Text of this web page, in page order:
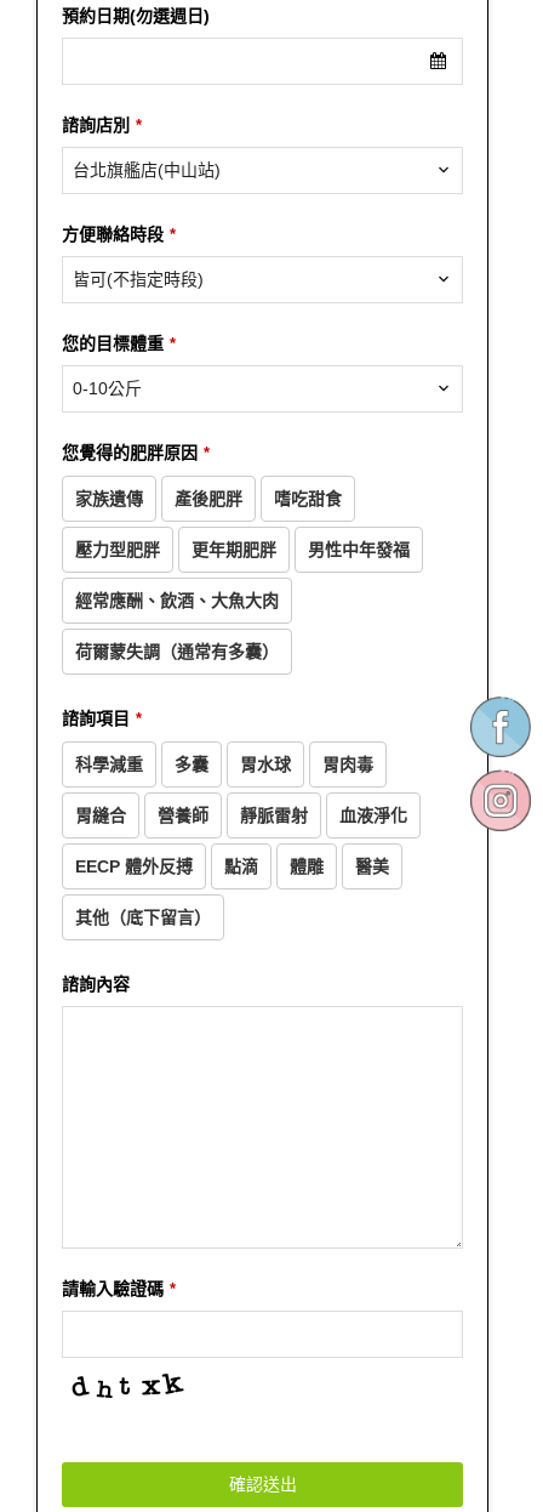
預約日期(勿選週日)
諮詢店別 *
台北旗艦店(中山站)
方便聯絡時段 *
皆可(不指定時段)
您的目標體重 *
0-10公斤
Phone
Number *
您覺得的肥胖原因 *
家族遺傳 產後肥胖 嗜吃甜食
壓力型肥胖 更年期肥胖 男性中年發福
經常應酬、飲酒、大魚大肉
荷爾蒙失調（通常有多囊）
諮詢項目 *
科學減重 多囊 胃水球 胃肉毒
胃縫合 營養師 靜脈雷射 血液淨化
EECP 體外反搏 點滴 體雕 醫美
其他（底下留言）
諮詢內容
請輸入驗證碼 *
確認送出